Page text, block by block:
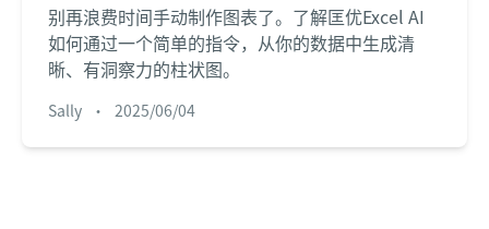
别再浪费时间手动制作图表了。了解匡优Excel AI
如何通过一个简单的指令，从你的数据中生成清
晰、有洞察力的柱状图。
Sally • 2025/06/04